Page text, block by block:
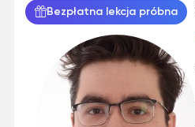
Bezpłatna lekcja próbna